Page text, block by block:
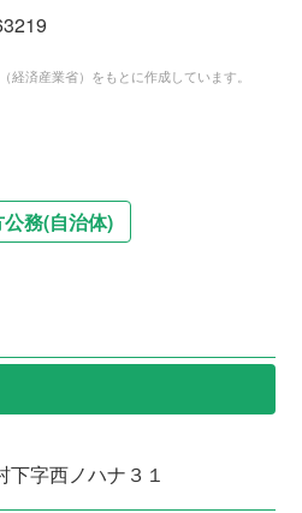
経済産業省）をもとに作成しています。
務(自治体)
下字西ノハナ３１